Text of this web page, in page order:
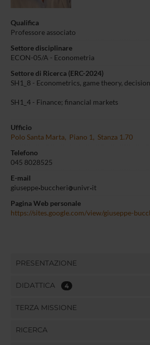
Qualifica
Professore associato
Settore disciplinare
ECON-05/A - Econometria
Settore di Ricerca (ERC-2024)
SH1_8 - Econometrics, game theory,
SH1_4 - Finance; financial markets
Ufficio
Polo Santa Marta, Piano 1, Stanza 1.70
Telefono
045 8028525
E-mail
giuseppe buccheri univr it
Pagina Web personale
https://sites.google.com/view/giuseppe-
PRESENTAZIONE
DIDATTICA 4
TERZA MISSIONE
RICERCA